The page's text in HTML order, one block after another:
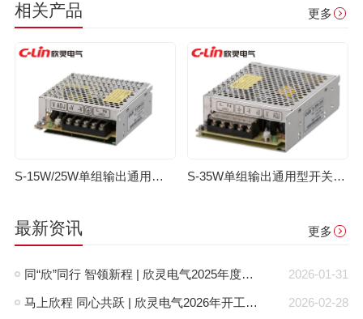
相关产品 更多
S-15W/25W单组输出通用型开关电源 S-35W单组输出通用型开关电源
最新资讯 更多
2026-01-31
同“欣”同行 智领新程 | 欣灵电气2025年度表彰总结大会暨新年酒会成功举办！
2026-02-28
马上欣程 同心共跃 | 欣灵电气2026年开工大吉！